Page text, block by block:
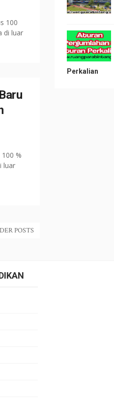
100
di luar
%
luar
POSTS
Perkalian